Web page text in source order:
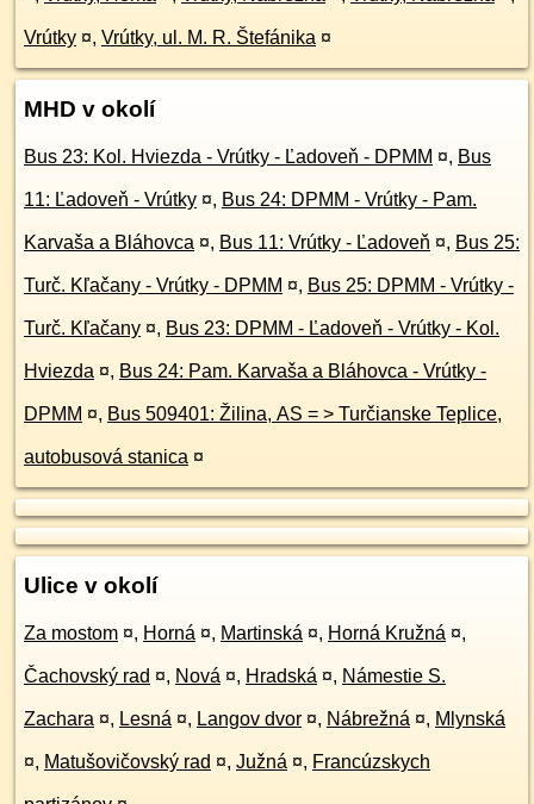
Vrútky ¤, Vrútky, ul. M. R. Štefánika ¤
MHD v okolí
Bus 23: Kol. Hviezda - Vrútky - Ľadoveň - DPMM ¤, Bus
11: Ľadoveň - Vrútky ¤, Bus 24: DPMM - Vrútky - Pam.
Karvaša a Bláhovca ¤, Bus 11: Vrútky - Ľadoveň ¤, Bus 25:
Turč. Kľačany - Vrútky - DPMM ¤, Bus 25: DPMM - Vrútky -
Turč. Kľačany ¤, Bus 23: DPMM - Ľadoveň - Vrútky - Kol.
Hviezda ¤, Bus 24: Pam. Karvaša a Bláhovca - Vrútky -
DPMM ¤, Bus 509401: Žilina, AS = > Turčianske Teplice,
autobusová stanica ¤
Ulice v okolí
Za mostom ¤, Horná ¤, Martinská ¤, Horná Kružná ¤,
Čachovský rad ¤, Nová ¤, Hradská ¤, Námestie S.
Zachara ¤, Lesná ¤, Langov dvor ¤, Nábrežná ¤, Mlynská
¤, Matušovičovský rad ¤, Južná ¤, Francúzskych